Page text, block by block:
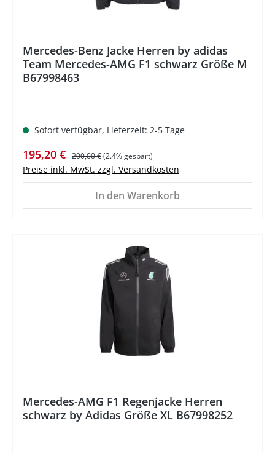
Mercedes-Benz Jacke Herren by adidas
Team Mercedes-AMG F1 schwarz Größe M
B67998463
Sofort verfügbar, Lieferzeit: 2-5 Tage
Verkaufspreis:
195,20 € Regulärer Preis:
200,00 €(2.4% gespart)
Preise inkl. MwSt. zzgl. Versandkosten
In den Warenkorb
Mercedes-AMG F1 Regenjacke Herren
schwarz by Adidas Größe XL B67998252